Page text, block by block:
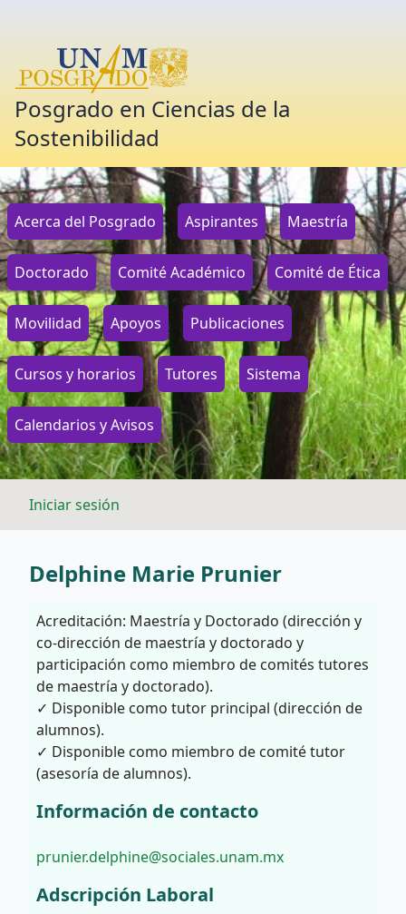
Posgrado en Ciencias de la
Sostenibilidad
Acerca del Posgrado Aspirantes Maestría
Doctorado Comité Académico Comité de Ética
Movilidad Apoyos Publicaciones
Cursos y horarios Tutores Sistema
Calendarios y Avisos
Iniciar sesión
Delphine Marie Prunier
Acreditación: Maestría y Doctorado (dirección y
co-dirección de maestría y doctorado y
participación como miembro de comités tutores
de maestría y doctorado).
✓ Disponible como tutor principal (dirección de
alumnos).
✓ Disponible como miembro de comité tutor
(asesoría de alumnos).
Información de contacto
prunier.delphine@sociales.unam.mx
Adscripción Laboral